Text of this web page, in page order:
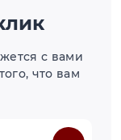
с вами
что вам